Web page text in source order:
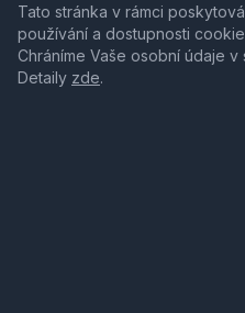
Tato stránka v rámci
používání a dostupnosti
Chráníme Vaše osobní údaje v
Detaily zde.